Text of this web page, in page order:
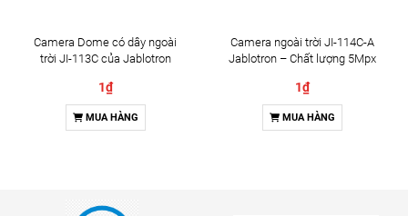
Camera Dome có dây ngoài
trời JI-113C của Jablotron
1₫
MUA HÀNG
Camera ngoài trời JI-114C-A
Jablotron – Chất lượng 5Mpx
1₫
MUA HÀNG